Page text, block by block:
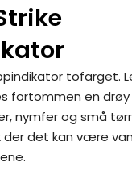
tofarget.
fortommen en
nymfer og små
det kan være